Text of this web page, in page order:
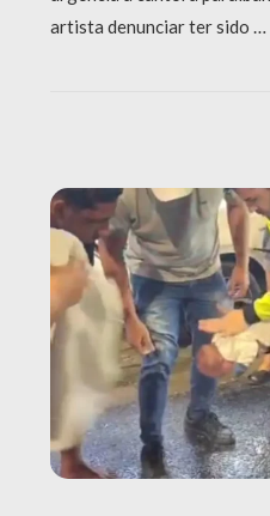
artista denunciar ter sido …